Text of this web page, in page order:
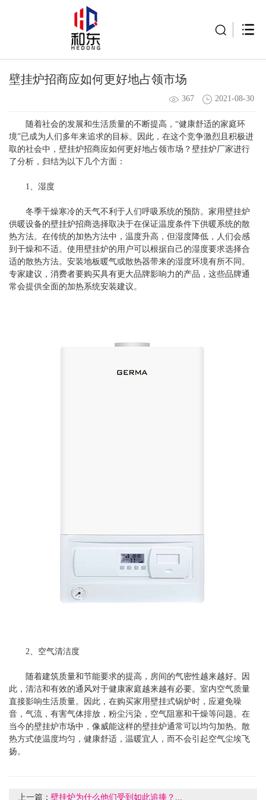
壁挂炉招商应如何更好地占领市场
367 2021-08-30
随着社会的发展和生活质量的不断提高，“健康舒适的家庭环
境”已成为人们多年来追求的目标。因此，在这个竞争激烈且积极进
取的社会中，壁挂炉招商应如何更好地占领市场？壁挂炉厂家进行
了分析，归结为以下几个方面：
1、湿度
冬季干燥寒冷的天气不利于人们呼吸系统的预防。家用壁挂炉
供暖设备的壁挂炉招商选择取决于在保证温度条件下供暖系统的散
热方法。在传统的加热方法中，温度升高，但湿度降低，人们会感
到干燥和不适。使用壁挂炉的用户可以根据自己的湿度要求选择合
适的散热方法。安装地板暖气或散热器带来的湿度环境有所不同。
专家建议，消费者要购买具有更大品牌影响力的产品，这些品牌通
常会提供全面的加热系统安装建议。
2、空气清洁度
随着建筑质量和节能要求的提高，房间的气密性越来越好。因
此，清洁和有效的通风对于健康家庭越来越有必要。室内空气质量
直接影响生活质量。因此，在购买家用壁挂式锅炉时，应避免噪
音，气流，有害气体排放，粉尘污染，空气阻塞和干燥等问题。在
当今的壁挂炉市场中，像威能这样的壁挂炉通常可以均匀加热。散
热方式使温度均匀，健康舒适，温暖宜人，而不会引起空气尘埃飞
扬。
上一篇：壁挂炉为什么他们受到如此追捧？...